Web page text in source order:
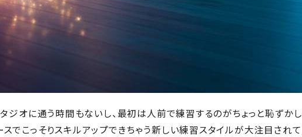
タジオに通う時間もないし、最初は人前で練習するのがちょっと恥ずか
でこっそりスキルアップできちゃう新しい練習スタイルが大注目されて